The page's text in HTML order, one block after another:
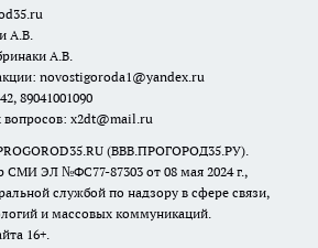
u
А.В.
А.В.
novostigoroda1@yandex.ru
89041001090
вопросов: x2dt@mail.ru
(ВВВ.ПРОГОРОД35.РУ).
СМИ ЭЛ №ФС77-87303 от 08 мая 2024 г.,
службой по надзору в сфере связи,
и массовых коммуникаций.
16+.